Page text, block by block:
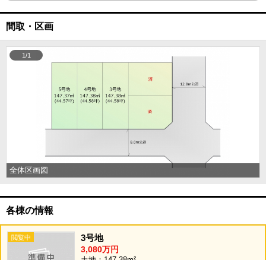
間取・区画
全体区画図
1/1
各棟の情報
3号地
3,080万円